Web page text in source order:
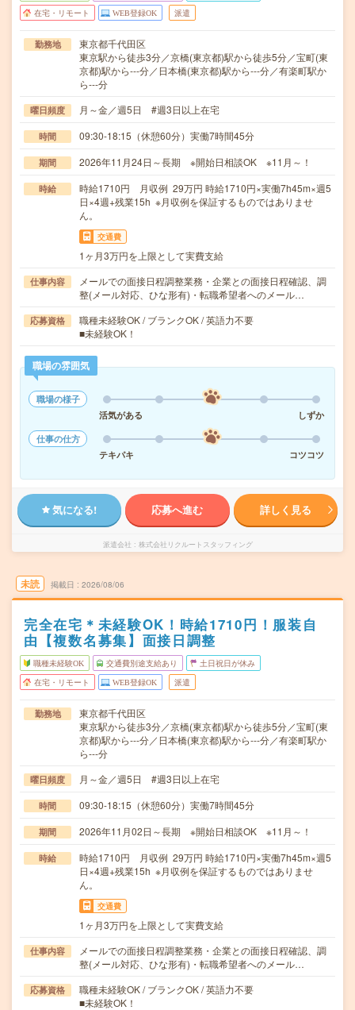
在宅・リモート WEB登録OK 派遣
勤務地
東京都千代田区
東京駅から徒歩3分／京橋(東京都)駅から徒歩5分／宝町(東
京都)駅から---分／日本橋(東京都)駅から---分／有楽町駅か
ら---分
曜日頻度 月～金／週5日 #週3日以上在宅
時間 09:30-18:15（休憩60分）実働7時間45分
期間 2026年11月24日～長期 ※開始日相談OK ※11月～！
時給
時給1710円 月収例 29万円 時給1710円×実働7h45m×週5
日×4週+残業15h ※月収例を保証するものではありませ
ん。
交通費
1ヶ月3万円を上限として実費支給
仕事内容
メールでの面接日程調整業務・企業との面接日程確認、調
整(メール対応、ひな形有)・転職希望者へのメール…
応募資格
職種未経験OK / ブランクOK / 英語力不要
■未経験OK！
職場の雰囲気
職場の様子
活気がある
しずか
仕事の仕方
テキパキ
コツコツ
気になる! 応募へ進む 詳しく見る
派遣会社 株式会社リクルートスタッフィング
未読 掲載日 2026/08/06
完全在宅＊未経験OK！時給1710円！服装自
由【複数名募集】面接日調整
職種未経験OK 交通費別途支給あり 土日祝日が休み
在宅・リモート WEB登録OK 派遣
勤務地
東京都千代田区
東京駅から徒歩3分／京橋(東京都)駅から徒歩5分／宝町(東
京都)駅から---分／日本橋(東京都)駅から---分／有楽町駅か
ら---分
曜日頻度 月～金／週5日 #週3日以上在宅
時間 09:30-18:15（休憩60分）実働7時間45分
期間 2026年11月02日～長期 ※開始日相談OK ※11月～！
時給
時給1710円 月収例 29万円 時給1710円×実働7h45m×週5
日×4週+残業15h ※月収例を保証するものではありませ
ん。
交通費
1ヶ月3万円を上限として実費支給
仕事内容
メールでの面接日程調整業務・企業との面接日程確認、調
整(メール対応、ひな形有)・転職希望者へのメール…
応募資格
職種未経験OK / ブランクOK / 英語力不要
■未経験OK！